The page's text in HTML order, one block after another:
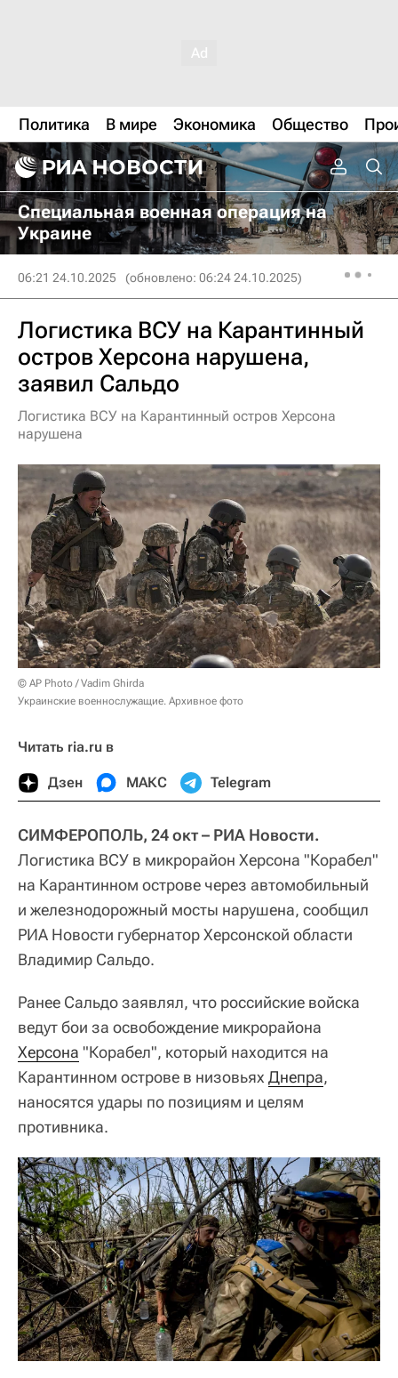
Политика В мире Экономика Общество
Специальная военная операция на
Украине
06:21 24.10.2025 (обновлено: 06:24 24.10.2025)
Логистика ВСУ на Карантинный
остров Херсона нарушена,
заявил Сальдо
Логистика ВСУ на Карантинный остров Херсона
нарушена
© AP Photo / Vadim Ghirda
Украинские военнослужащие. Архивное фото
Читать ria.ru в
Дзен МАКС Telegram
СИМФЕРОПОЛЬ, 24 окт – РИА Новости.
Логистика ВСУ в микрорайон Херсона "Корабел"
на Карантинном острове через автомобильный
и железнодорожный мосты нарушена, сообщил
РИА Новости губернатор Херсонской области
Владимир Сальдо.
Ранее Сальдо заявлял, что российские войска
ведут бои за освобождение микрорайона
Херсона "Корабел", который находится на
Карантинном острове в низовьях Днепра,
наносятся удары по позициям и целям
противника.